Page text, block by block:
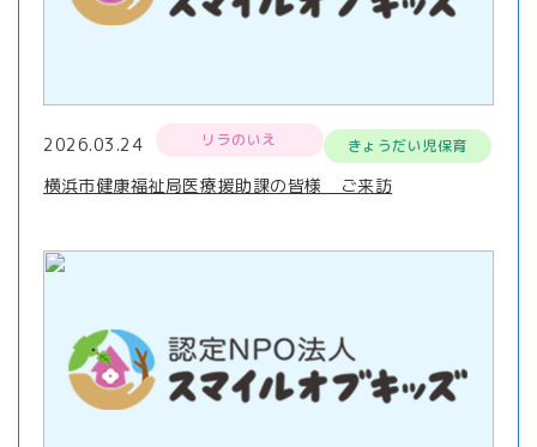
2026.03.24 リラのいえ きょうだい児保育
横浜市健康福祉局医療援助課の皆様 ご来訪